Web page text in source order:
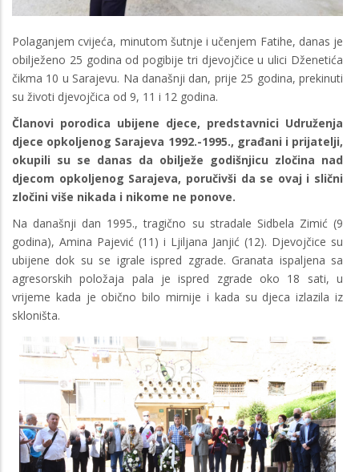
Polaganjem cvijeća, minutom šutnje i učenjem Fatihe, danas je
obilježeno 25 godina od pogibije tri djevojčice u ulici Dženetića
čikma 10 u Sarajevu. Na današnji dan, prije 25 godina, prekinuti
su životi djevojčica od 9, 11 i 12 godina.
Članovi porodica ubijene djece, predstavnici Udruženja
djece opkoljenog Sarajeva 1992.-1995., građani i prijatelji,
okupili su se danas da obilježe godišnjicu zločina nad
djecom opkoljenog Sarajeva, poručivši da se ovaj i slični
zločini više nikada i nikome ne ponove.
Na današnji dan 1995., tragično su stradale Sidbela Zimić (9
godina), Amina Pajević (11) i Ljiljana Janjić (12). Djevojčice su
ubijene dok su se igrale ispred zgrade. Granata ispaljena sa
agresorskih položaja pala je ispred zgrade oko 18 sati, u
vrijeme kada je obično bilo mirnije i kada su djeca izlazila iz
skloništa.